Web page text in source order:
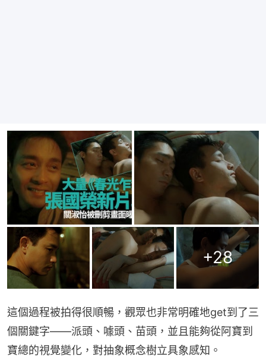
+28
這個過程被拍得很順暢，觀眾也非常明確地get到了三
個關鍵字——派頭、噱頭、苗頭，並且能夠從阿寶到
寶總的視覺變化，對抽象概念樹立具象感知。